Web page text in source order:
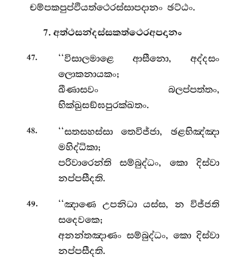
චම්පකපුප්ඵියත්ථෙරස්සාපදානං ඡට්ඨං.
7. අත්ථසන්දස්සකත්ථෙරඅපදානං
47. ‘‘විසාලමාළෙආසීනො, අද්දසං
ලොකනායකං;
ඛීණාසවං බලප්පත්තං,
භික්ඛුසඞ්ඝපුරක්ඛතං.
48. ‘‘සතසහස්සාතෙවිජ්ජා, ඡළභිඤ්ඤා
මහිද්ධිකා;
පරිවාරෙන්ති සම්බුද්ධං, කො දිස්වා
නප්පසීදති.
49.
‘‘ඤාණෙ උපනිධා යස්ස, න විජ්ජති
සදෙවකෙ;
අනන්තඤාණං සම්බුද්ධං, කො දිස්වා
නප්පසීදති.